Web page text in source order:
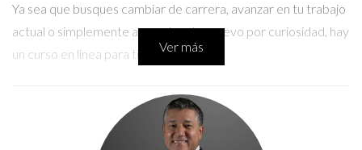
Ya sea que busques cambiar de carrera, avanzar en tu trabajo
actual o simplemente aprender algo nuevo por curiosidad, hay
un curso en línea para ti.
Casos Prácticos Naturales
1. María: De la Pasión por la Cocina a Chef
Ver más